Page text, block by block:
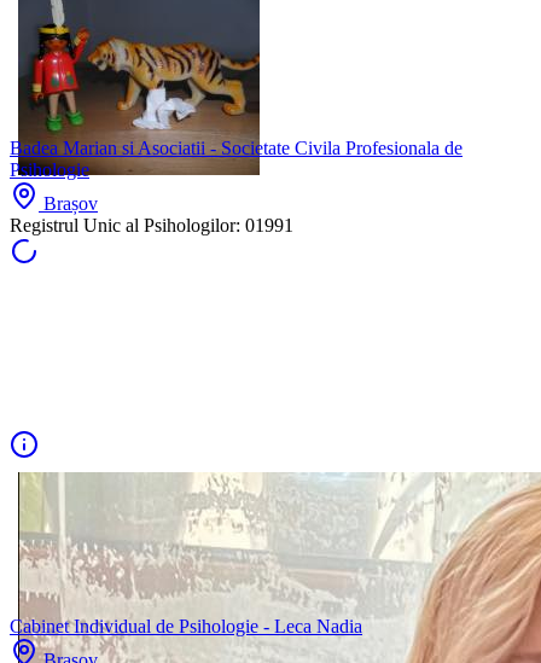
Badea Marian si Asociatii - Societate Civila Profesionala de
Psihologie
Brașov
Registrul Unic al Psihologilor: 01991
Cabinet Individual de Psihologie - Leca Nadia